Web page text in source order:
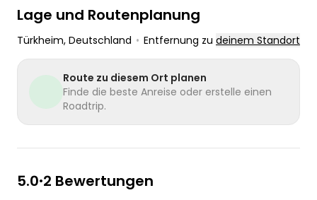
Lage und Routenplanung
Türkheim, Deutschland • Entfernung zu deinem Standort
Route zu diesem Ort planen
Finde die beste Anreise oder erstelle einen
Roadtrip.
5.0•2 Bewertungen